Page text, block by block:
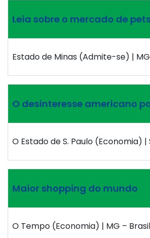
Leia sobre o mercado de
Estado de Minas (Admite-se) |
O desinteresse americano
O Estado de S. Paulo (Economia) |
Maior shopping do mundo
O Tempo (Economia) | MG – Brasil